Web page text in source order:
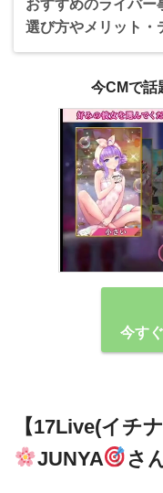
おすすめのライバー
選び方やメリット・
今CMで話
今す
【17Live(イチ
JUNYA
さ